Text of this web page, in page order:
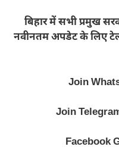
बिहार में सभी प्रमुख
नवीनतम अपडेट के लिए
Join
Join
Facebook